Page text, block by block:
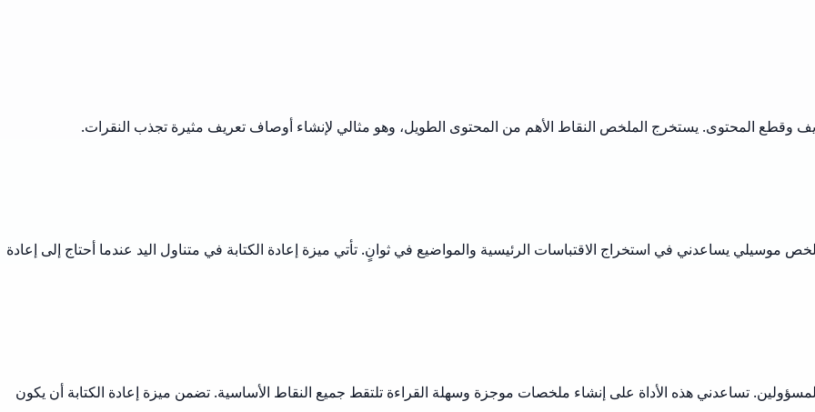
وقطع المحتوى. يستخرج الملخص النقاط الأهم من المحتوى الطويل، وهو مثالي لإنشاء أوصاف تعريف مثيرة تجذب النقرات.
موسيلي يساعدني في استخراج الاقتباسات الرئيسية والمواضيع في ثوانٍ. تأتي ميزة إعادة الكتابة في متناول اليد عندما أحتاج إلى إعادة
تساعدني هذه الأداة على إنشاء ملخصات موجزة وسهلة القراءة تلتقط جميع النقاط الأساسية. تضمن ميزة إعادة الكتابة أن يكون